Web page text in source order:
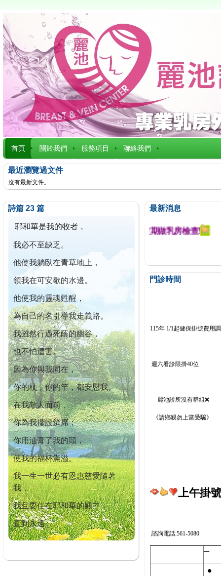
首頁 關於我們 服務項目 聯絡我們
最近瀏覽過文件
沒有最新文件。
詩篇 23 篇
耶和華是我的牧者，
我必不至缺乏。
他使我躺臥在青草地上，
領我在可安歇的水邊。
他使我的靈魂甦醒，
為自己的名引導我走義路。
我雖然行過死蔭的幽谷，
也不怕遭害。
因為你與我同在，
你的杖，你的竿，都安慰我。
在我敵人面前，
你為我擺設筵席；
你用油膏了我的頭，
使我的福杯滿溢。
我一生一世必有恩惠慈愛隨著
我，
我且要住在耶和華的殿中，
直到永遠。
最新消息
今已篩檢出1700位乳癌患者,提醒您定期做乳房檢查!
門診時間
115年 1/1起健保掛號費用
週六看診限掛40位
麗池診所沒有群組❌
《請鄉親勿上當受騙》
上午掛
諮詢電話:561-5080
一
●